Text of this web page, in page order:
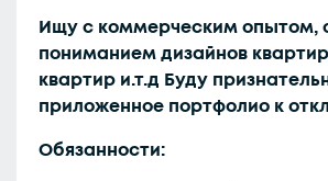
Ищу с коммерческим опытом,
пониманием дизайнов
квартир и.т.д Буду
приложенное портфолио к
Обязанности: